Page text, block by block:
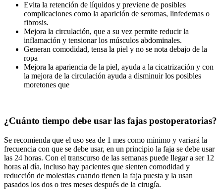
Evita la retención de líquidos y previene de posibles
complicaciones como la aparición de seromas, linfedemas o
fibrosis.
Mejora la circulación, que a su vez permite reducir la
inflamación y tensionar los músculos abdominales.
Generan comodidad, tensa la piel y no se nota debajo de la
ropa
Mejora la apariencia de la piel, ayuda a la cicatrización y con
la mejora de la circulación ayuda a disminuir los posibles
moretones que
¿Cuánto tiempo debe usar las fajas postoperatorias?
Se recomienda que el uso sea de 1 mes como mínimo y variará la
frecuencia con que se debe usar, en un principio la faja se debe usar
las 24 horas. Con el transcurso de las semanas puede llegar a ser 12
horas al día, incluso hay pacientes que sienten comodidad y
reducción de molestias cuando tienen la faja puesta y la usan
pasados los dos o tres meses después de la cirugía.